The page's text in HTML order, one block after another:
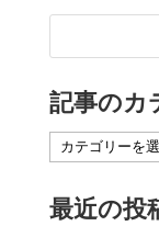
記事のカ
記
の
最近の投